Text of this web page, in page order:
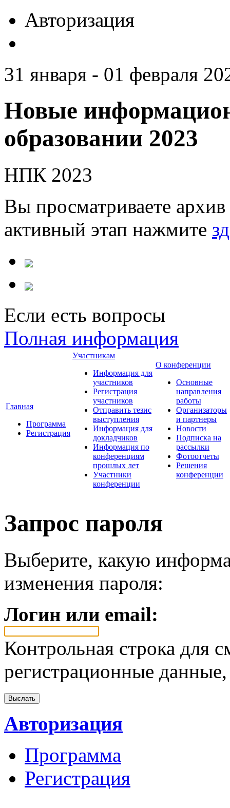
Авторизация
31 января - 01 февраля
Новые
образовании 2023
НПК 2023
Вы просматриваете
активный этап нажмите
Если есть вопросы
Полная информация
Главная
Программа
Регистрация
Участникам
Информация для
участников
Регистрация
участников
Отправить тезис
выступления
Информация для
докладчиков
Информация по
конференциям
прошлых лет
Участники
конференции
О конференции
Основные
направления
работы
Организаторы
и партнеры
Новости
Подписка на
рассылки
Фотоотчеты
Решения
конференции
Запрос пароля
Выберите, какую
изменения пароля:
Логин или email:
Контрольная строка для
регистрационные
Авторизация
Программа
Регистрация